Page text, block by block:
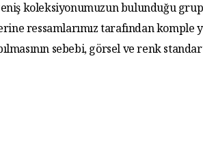
koleksiyonumuzun bulunduğu
ressamlarımız tarafından komple
sebebi, görsel ve renk